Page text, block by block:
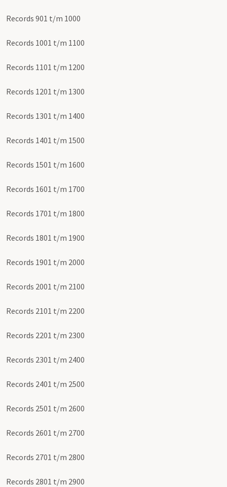
Records 901 t/m 1000
Records 1001 t/m 1100
Records 1101 t/m 1200
Records 1201 t/m 1300
Records 1301 t/m 1400
Records 1401 t/m 1500
Records 1501 t/m 1600
Records 1601 t/m 1700
Records 1701 t/m 1800
Records 1801 t/m 1900
Records 1901 t/m 2000
Records 2001 t/m 2100
Records 2101 t/m 2200
Records 2201 t/m 2300
Records 2301 t/m 2400
Records 2401 t/m 2500
Records 2501 t/m 2600
Records 2601 t/m 2700
Records 2701 t/m 2800
Records 2801 t/m 2900